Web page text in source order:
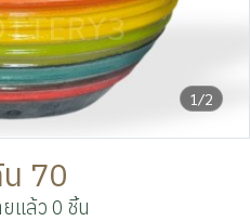
1/2
70
แล้ว 0 ชิ้น